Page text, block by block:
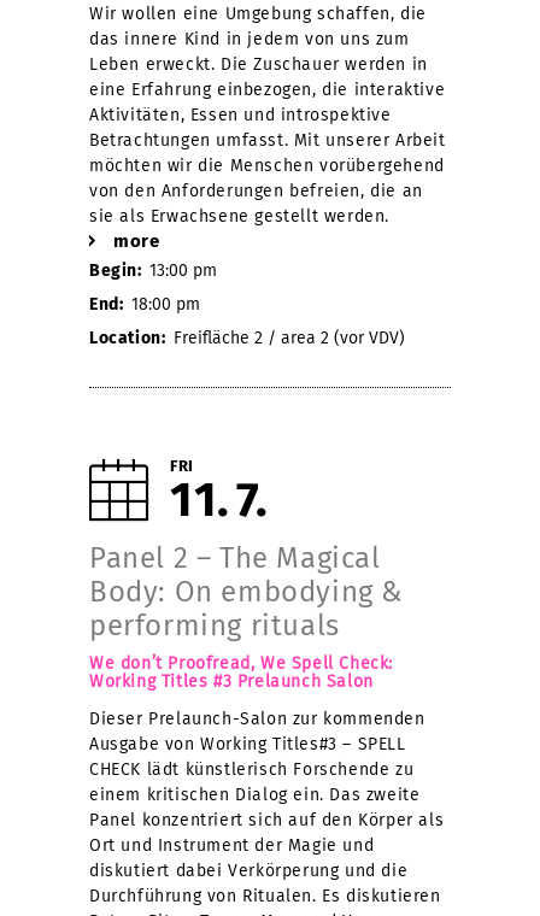
Wir wollen eine Umgebung schaffen, die
das innere Kind in jedem von uns zum
Leben erweckt. Die Zuschauer werden in
eine Erfahrung einbezogen, die interaktive
Aktivitäten, Essen und introspektive
Betrachtungen umfasst. Mit unserer Arbeit
möchten wir die Menschen vorübergehend
von den Anforderungen befreien, die an
sie als Erwachsene gestellt werden.
more
Begin: 13:00 pm
End: 18:00 pm
Location: Freifläche 2 / area 2 (vor VDV)
FRI
11 7
Panel 2 – The Magical
Body: On embodying &
performing rituals
We don’t Proofread, We Spell Check:
Working Titles #3 Prelaunch Salon
Dieser Prelaunch-Salon zur kommenden
Ausgabe von Working Titles#3 – SPELL
CHECK lädt künstlerisch Forschende zu
einem kritischen Dialog ein. Das zweite
Panel konzentriert sich auf den Körper als
Ort und Instrument der Magie und
diskutiert dabei Verkörperung und die
Durchführung von Ritualen. Es diskutieren